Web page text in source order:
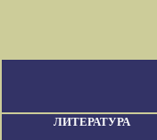
ЛИТЕРАТУРА